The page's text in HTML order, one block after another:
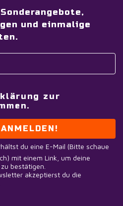
und einmalige
zur
du eine E-Mail (Bitte schaue
mit einem Link, um deine
bestätigen.
akzeptierst du die